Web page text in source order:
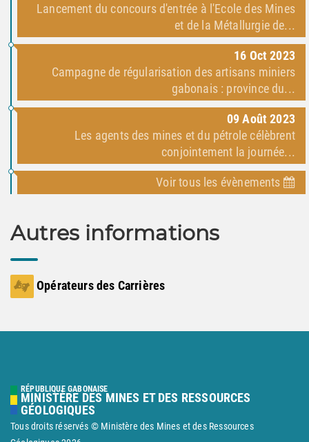
Lancement du concours d'entrée à l'Ecole des Mines
et de la Métallurgie de...
16 Oct 2023
Campagne de régularisation des artisans miniers
gabonais : province du...
09 Août 2023
Les agents des mines et du pétrole célèbrent
conjointement la journée...
Voir tous les évènements
Autres informations
Opérateurs des Carrières
RÉPUBLIQUE GABONAISE
MINISTÈRE DES MINES ET DES RESSOURCES
GÉOLOGIQUES
Tous droits réservés © Ministère des Mines et des Ressources